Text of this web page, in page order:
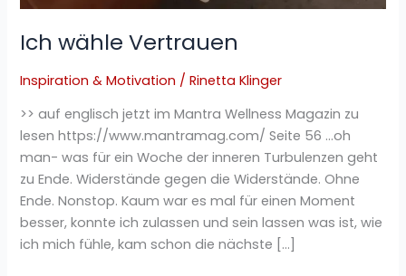
Ich wähle Vertrauen
Inspiration & Motivation /Rinetta Klinger
>> auf englisch jetzt im Mantra Wellness Magazin zu
lesen https://www.mantramag.com/ Seite 56 …oh
man- was für ein Woche der inneren Turbulenzen geht
zu Ende. Widerstände gegen die Widerstände. Ohne
Ende. Nonstop. Kaum war es mal für einen Moment
besser, konnte ich zulassen und sein lassen was ist, wie
ich mich fühle, kam schon die nächste […]